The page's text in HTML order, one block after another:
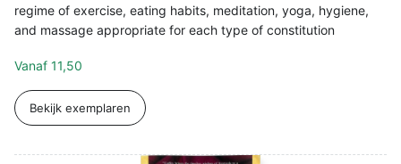
regime of exercise, eating habits, meditation, yoga, hygiene,
and massage appropriate for each type of constitution
Vanaf 11,50
Bekijk exemplaren